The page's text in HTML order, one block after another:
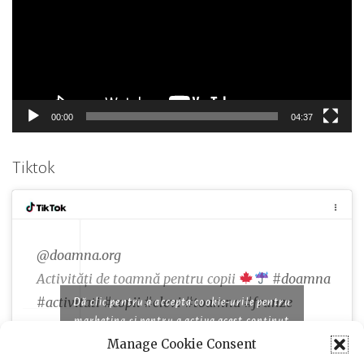
Manage Cookie Consent
00:00 04:37
Tiktok
@doamna.org
Activități de toamnă pentru copii
#doamna
#activitati #copii #elevi #toamna #frunze
♬ Famous piano songs for comedy and cooking
Dă clic pentru a accepta cookie-urile pentru
marketing și pentru a activa acest conținut